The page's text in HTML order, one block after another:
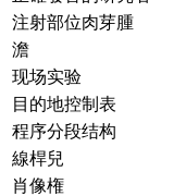
注射部位肉芽腫
澹
现场实验
目的地控制表
程序分段结构
線桿兒
肖像権